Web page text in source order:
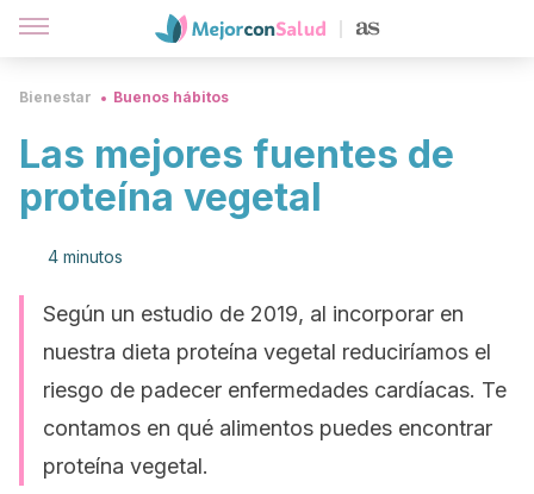
Bienestar Buenos hábitos
Las mejores fuentes de
proteína vegetal
4 minutos
Según un estudio de 2019, al incorporar en
nuestra dieta proteína vegetal reduciríamos el
riesgo de padecer enfermedades cardíacas. Te
contamos en qué alimentos puedes encontrar
proteína vegetal.